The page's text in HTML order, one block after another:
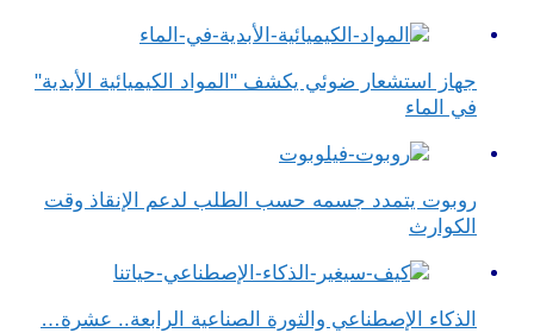
جهاز استشعار ضوئي يكشف "المواد الكيميائية الأبدية"
في الماء
روبوت يتمدد جسمه حسب الطلب لدعم الإنقاذ وقت
الكوارث
الذكاء الإصطناعي والثورة الصناعية الرابعة.. عشرة…